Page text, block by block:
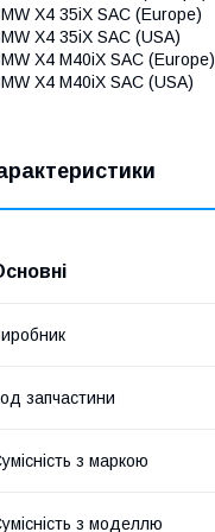
X4 35iX SAC (Europe)
X4 35iX SAC (USA)
X4 M40iX SAC (Europe)
X4 M40iX SAC (USA)
запчастини
з маркою
з моделлю